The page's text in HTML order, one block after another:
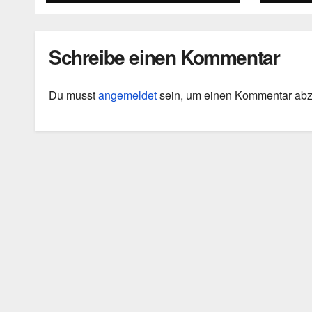
Intervention von 1933
Schreibe einen Kommentar
Du musstangemeldetsein, um einen Kommentar